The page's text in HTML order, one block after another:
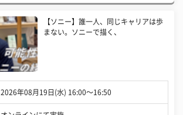
【ソニー】誰一人、同じキャリアは歩
まない。ソニーで描く、
2026年08月19日(水) 16:00〜16:50